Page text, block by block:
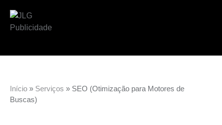
Início » Serviços » SEO (Otimização para Motores de
Buscas)